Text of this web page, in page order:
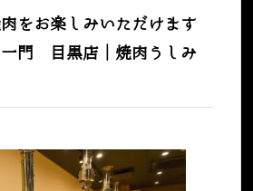
をお楽しみいただけます
一門 目黒店｜焼肉うしみ